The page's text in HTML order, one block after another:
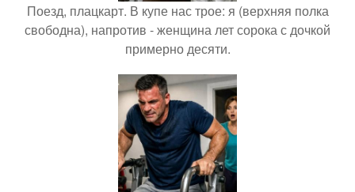
Поезд, плацкарт. В купе нас трое: я (верхняя полка
свободна), напротив - женщина лет сорока с дочкой
примерно десяти.